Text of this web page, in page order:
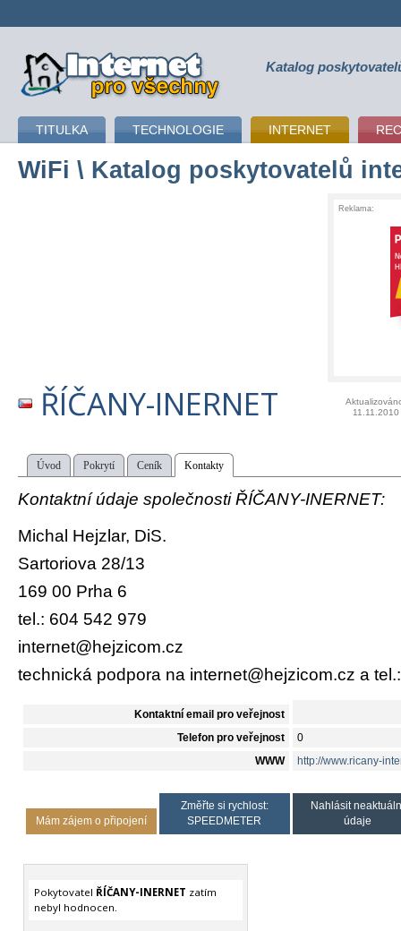
připojení k internetu Katalog
TITULKA TECHNOLOGIE INTERNET
WiFi \ Katalog poskytovatelů
Reklama:
ŘÍČANY-INERNET
11.11.2010
Úvod Pokrytí Ceník Kontakty
Kontaktní údaje společnosti ŘÍČANY-INERNET:
Michal Hejzlar, DiS.
Sartoriova 28/13
169 00 Prha 6
tel.: 604 542 979
internet@hejzicom.cz
technická podpora na internet@hejzicom.cz a
Kontaktní email pro veřejnost
Telefon pro veřejnost 0
WWW http://www.ricany-
Mám zájem o připojení
Změřte si rychlost:
SPEEDMETER
Nahlásit
údaje
Pokytovatel ŘÍČANY-INERNET zatím
nebyl hodnocen.